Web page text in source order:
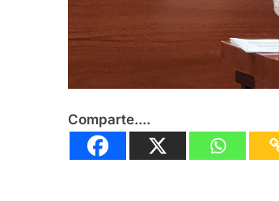
Comparte....